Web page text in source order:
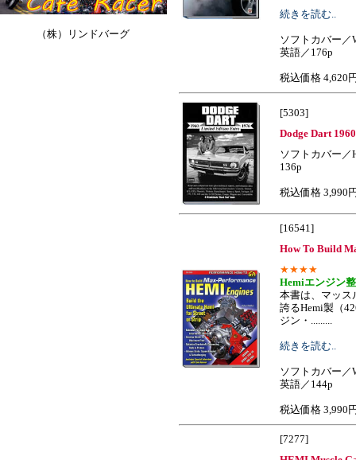
（株）リンドバーグ
続きを読む..
ソフトカバー／
英語／176p
税込価格 4,620
[5303]
Dodge Dart
ソフトカバー／
136p
税込価格 3,990
[16541]
How To Build
★★★★
Hemiエンジン
本書は、マッス
誇るHemi製（
ジン・.........
続きを読む..
ソフトカバー／
英語／144p
税込価格 3,990
[7277]